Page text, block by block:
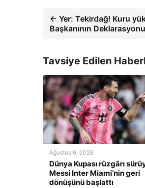
← Yer: Tekirdağ! Kuru
Başkanının
Tavsiye Edilen
Ağustos 6, 2026
Dünya Kupası rüzgârı
Messi Inter Miami’nin geri
dönüşünü başlattı